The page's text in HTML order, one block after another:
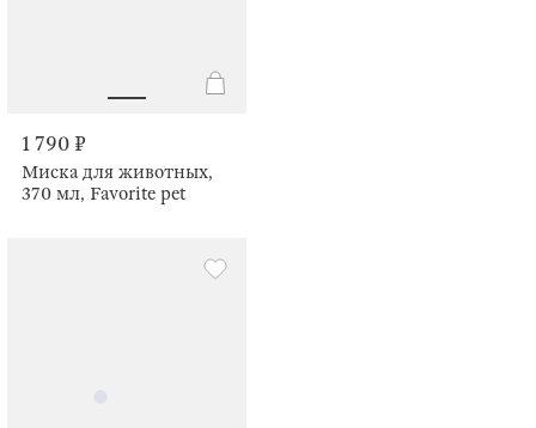
1 790 ₽
Миска для животных,
370 мл, Favorite pet